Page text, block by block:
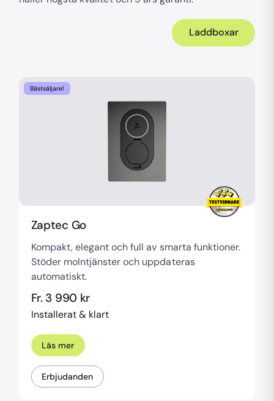
Laddboxar
Bästsäljare!
Zaptec Go
Kompakt, elegant och full av smarta funktioner.
Stöder molntjänster och uppdateras
automatiskt.
Fr. 3 990 kr
Installerat & klart
Läs mer
Erbjudanden